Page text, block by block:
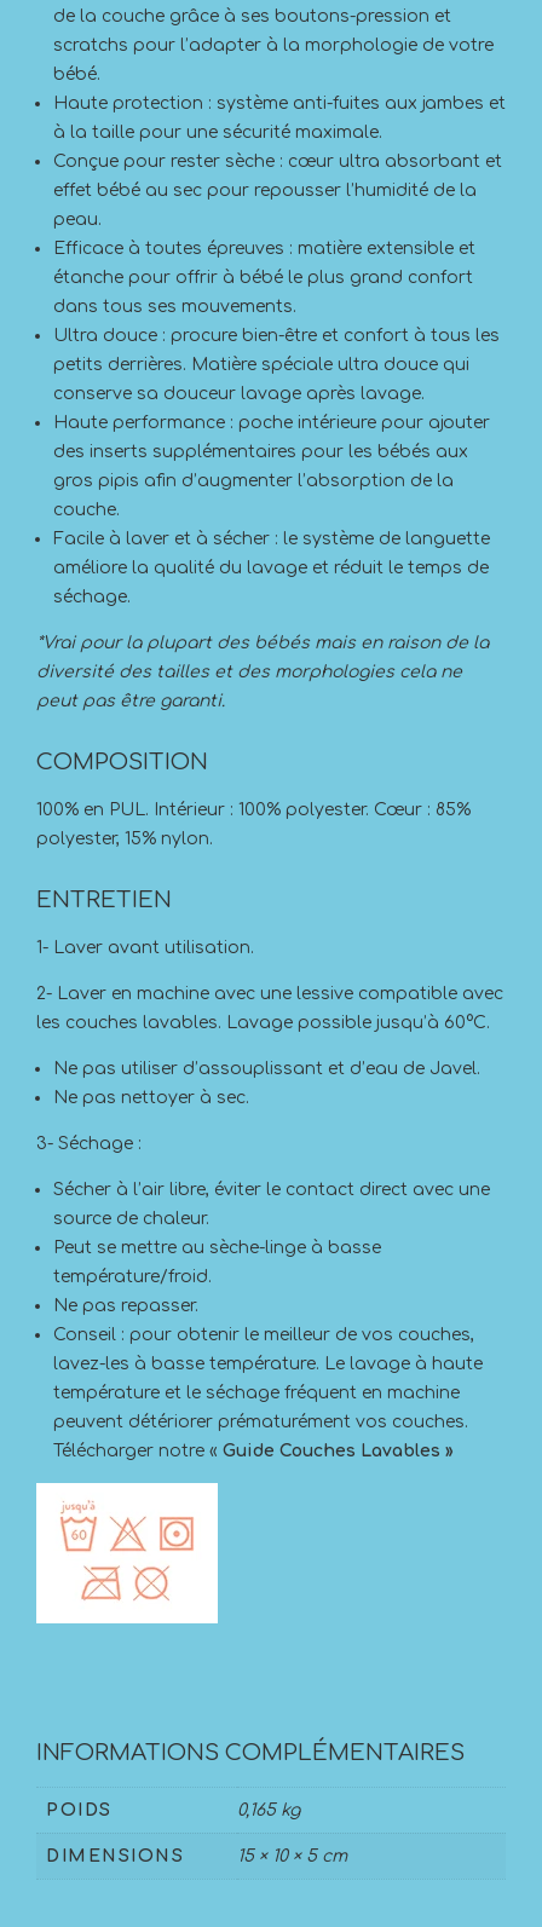
de la couche grâce à ses boutons-pression et
scratchs pour l’adapter à la morphologie de votre
bébé.
Haute protection : système anti-fuites aux jambes et
à la taille pour une sécurité maximale.
Conçue pour rester sèche : cœur ultra absorbant et
effet bébé au sec pour repousser l’humidité de la
peau.
Efficace à toutes épreuves : matière extensible et
étanche pour offrir à bébé le plus grand confort
dans tous ses mouvements.
Ultra douce : procure bien-être et confort à tous les
petits derrières. Matière spéciale ultra douce qui
conserve sa douceur lavage après lavage.
Haute performance : poche intérieure pour ajouter
des inserts supplémentaires pour les bébés aux
gros pipis afin d’augmenter l’absorption de la
couche.
Facile à laver et à sécher : le système de languette
améliore la qualité du lavage et réduit le temps de
séchage.
*Vrai pour la plupart des bébés mais en raison de la
diversité des tailles et des morphologies cela ne
peut pas être garanti.
COMPOSITION
100% en PUL. Intérieur : 100% polyester. Cœur : 85%
polyester, 15% nylon.
ENTRETIEN
1- Laver avant utilisation.
2- Laver en machine avec une lessive compatible avec
les couches lavables. Lavage possible jusqu’à 60°C.
Ne pas utiliser d’assouplissant et d’eau de Javel.
Ne pas nettoyer à sec.
3- Séchage :
Sécher à l’air libre, éviter le contact direct avec une
source de chaleur.
Peut se mettre au sèche-linge à basse
température/froid.
Ne pas repasser.
Conseil : pour obtenir le meilleur de vos couches,
lavez-les à basse température. Le lavage à haute
température et le séchage fréquent en machine
peuvent détériorer prématurément vos couches.
Télécharger notre « Guide Couches Lavables »
INFORMATIONS COMPLÉMENTAIRES
POIDS 0,165 kg
DIMENSIONS 15 × 10 × 5 cm